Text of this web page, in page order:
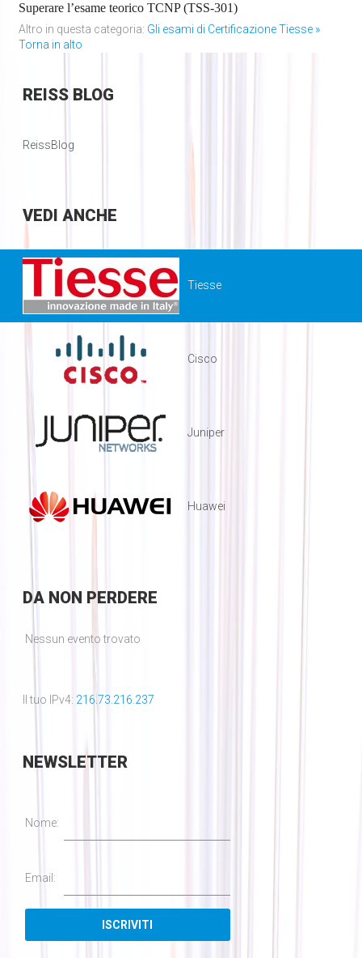
Superare l’esame teorico TCNP (TSS-301)
Altro in questa categoria: Gli esami di Certificazione Tiesse »
Torna in alto
REISSBLOG
ReissBlog
VEDI ANCHE
Tiesse
Cisco
Juniper
Huawei
DANON PERDERE
Nessun evento trovato
Il tuo IPv4: 216.73.216.237
NEWSLETTER
Nome:
Email: